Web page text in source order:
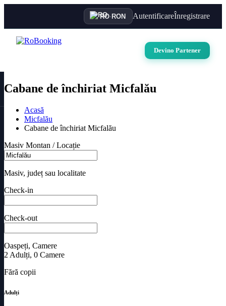
RO·RON AutentificareÎnregistrare
Devino Partener
Cabane de închiriat Micfalău
Acasă
Micfalău
Cabane de închiriat Micfalău
Masiv Montan / Locație
Masiv, județ sau localitate
Check-in
Check-out
Oaspeți, Camere
2 Adulți, 0 Camere
Fără copii
Adulți